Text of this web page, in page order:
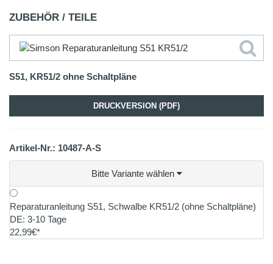
ZUBEHÖR / TEILE
S51, KR51/2 ohne Schaltpläne
DRUCKVERSION (PDF)
Artikel-Nr.: 10487-A-S
Bitte Variante wählen
Reparaturanleitung S51, Schwalbe KR51/2 (ohne Schaltpläne)
DE: 3-10 Tage
22,99€*